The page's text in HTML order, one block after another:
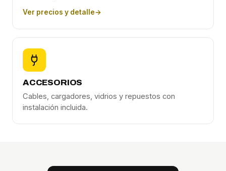
Ver precios y detalle→
ACCESORIOS
Cables, cargadores, vidrios y repuestos con
instalación incluida.